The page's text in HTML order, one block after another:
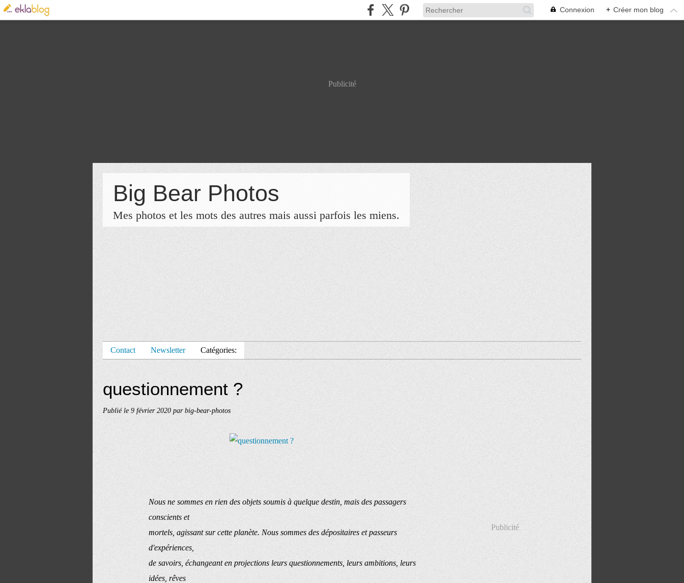
Connexion + Créer mon blog
Publicité
Big Bear Photos
Mes photos et les mots des autres mais aussi parfois les miens.
Contact Newsletter Catégories:
questionnement ?
Publié le9 février 2020par big-bear-photos
Nous ne sommes en rien des objets soumis à quelque destin, mais des passagers
conscients et
mortels, agissant sur cette planète. Nous sommes des dépositaires et passeurs
d'expériences,
de savoirs, échangeant en projections leurs questionnements, leurs ambitions, leurs
idées, rêves
Publicité